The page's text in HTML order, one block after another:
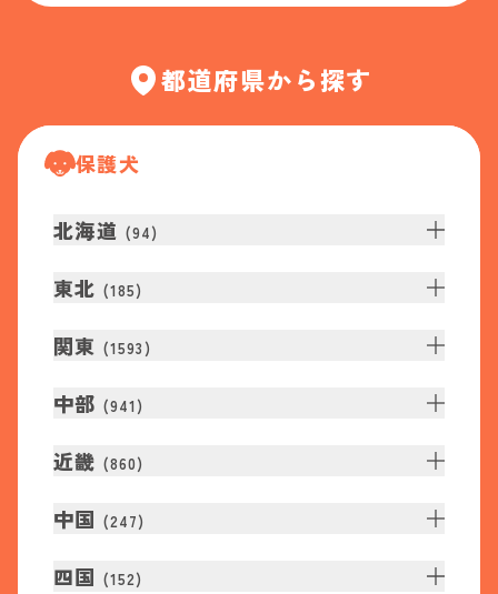
都道府県から探す
保護犬
北海道 (94)
東北 (185)
関東 (1593 )
中部 (941 )
近畿 (860)
中国 (247)
四国 (152)